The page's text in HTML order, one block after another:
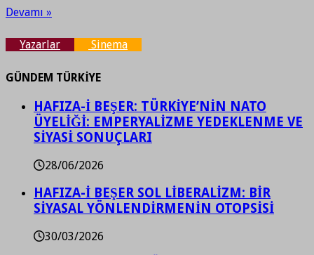
Devamı »
Yazarlar Sinema
GÜNDEM TÜRKİYE
HAFIZA-İ BEŞER: TÜRKİYE’NİN NATO
ÜYELİĞİ: EMPERYALİZME YEDEKLENME VE
SİYASİ SONUÇLARI
28/06/2026
HAFIZA-İ BEŞER SOL LİBERALİZM: BİR
SİYASAL YÖNLENDİRMENİN OTOPSİSİ
30/03/2026